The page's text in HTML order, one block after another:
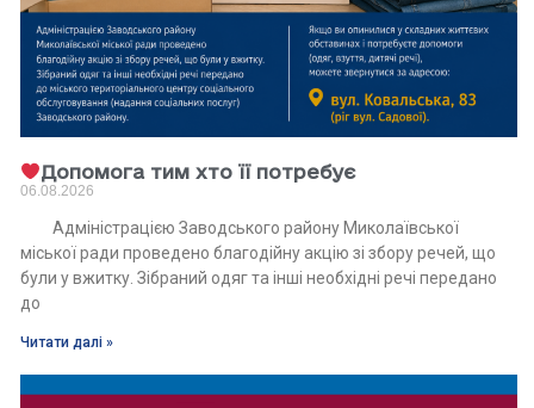
Допомога тим хто її потребує
06.08.2026
Адміністрацією Заводського району Миколаївської
міської ради проведено благодійну акцію зі збору речей, що
були у вжитку. Зібраний одяг та інші необхідні речі передано
до
Читати далі »